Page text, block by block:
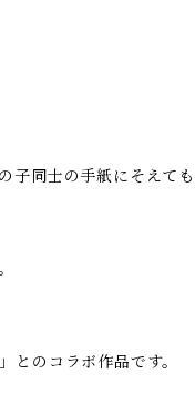
同士の手紙にそえても
とのコラボ作品です。